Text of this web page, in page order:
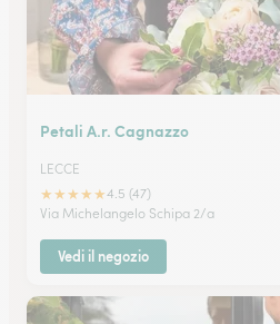
Petali A.r. Cagnazzo
LECCE
★★★★★4.5 (47)
Via Michelangelo Schipa 2/a
Vedi il negozio